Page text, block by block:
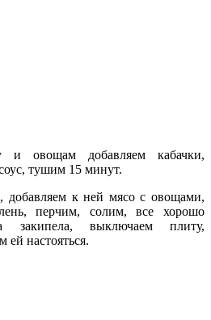
и овощам добавляем кабачки,
тушим 15 минут.
добавляем к ней мясо с овощами,
перчим, солим, все хорошо
закипела, выключаем плиту,
ей настояться.